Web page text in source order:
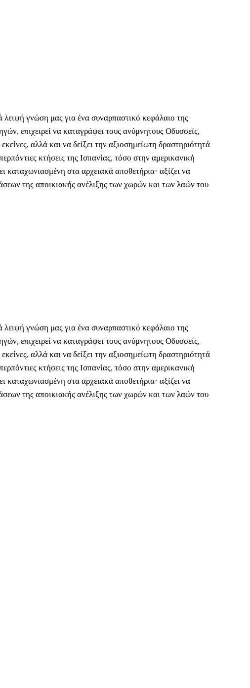
λειψή γνώση μας για ένα συναρπαστικό κεφάλαιο της
επιχειρεί να καταγράψει τους ανύμνητους Οδυσσείς,
αλλά και να δείξει την αξιοσημείωτη δραστηριότητά
κτήσεις της Ισπανίας, τόσο στην αμερικανική
καταχωνιασμένη στα αρχειακά αποθετήρια· αξίζει να
της αποικιακής ανέλιξης των χωρών και των λαών του
λειψή γνώση μας για ένα συναρπαστικό κεφάλαιο της
επιχειρεί να καταγράψει τους ανύμνητους Οδυσσείς,
αλλά και να δείξει την αξιοσημείωτη δραστηριότητά
κτήσεις της Ισπανίας, τόσο στην αμερικανική
καταχωνιασμένη στα αρχειακά αποθετήρια· αξίζει να
της αποικιακής ανέλιξης των χωρών και των λαών του